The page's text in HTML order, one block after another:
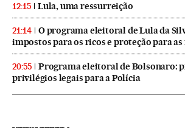
12:15 Lula, uma ressurreição
21:14
O programa eleitoral de Lula da
impostos para os ricos e proteção para
20:55
Programa eleitoral de Bolsonaro:
privilégios legais para a Polícia